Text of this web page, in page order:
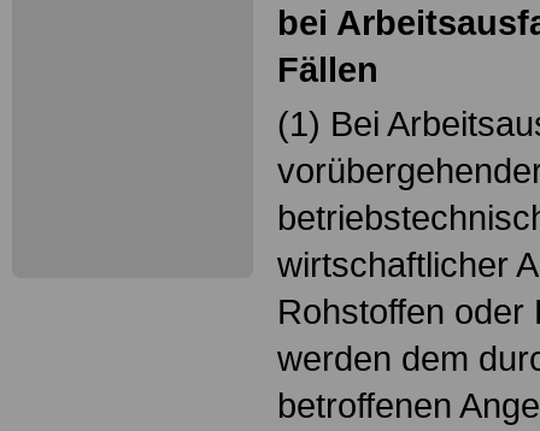
bei
Fällen
(1) Bei
wirtschaftlicher
Rohstoffen oder
werden dem
betroffenen